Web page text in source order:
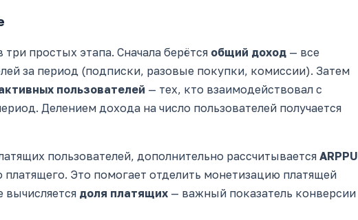
три простых этапа. Сначала берётся общий доход — все
за период (подписки, разовые покупки, комиссии). Затем
пользователей — тех, кто взаимодействовал с
Делением дохода на число пользователей получается
пользователей, дополнительно рассчитывается ARPPU
Это помогает отделить монетизацию платящей
доля платящих — важный показатель конверсии